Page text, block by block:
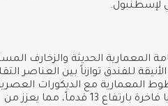
لإسطنبول.
المعمارية الحديثة والزخارف
للفندق توازناً بين العناصر
المعمارية مع الديكورات
يتميز الفندق أيضاً بوجود لوبي ضخم يحتوي على ثريا فاخرة بارتفاع 13 قدماً، مما يعزز من